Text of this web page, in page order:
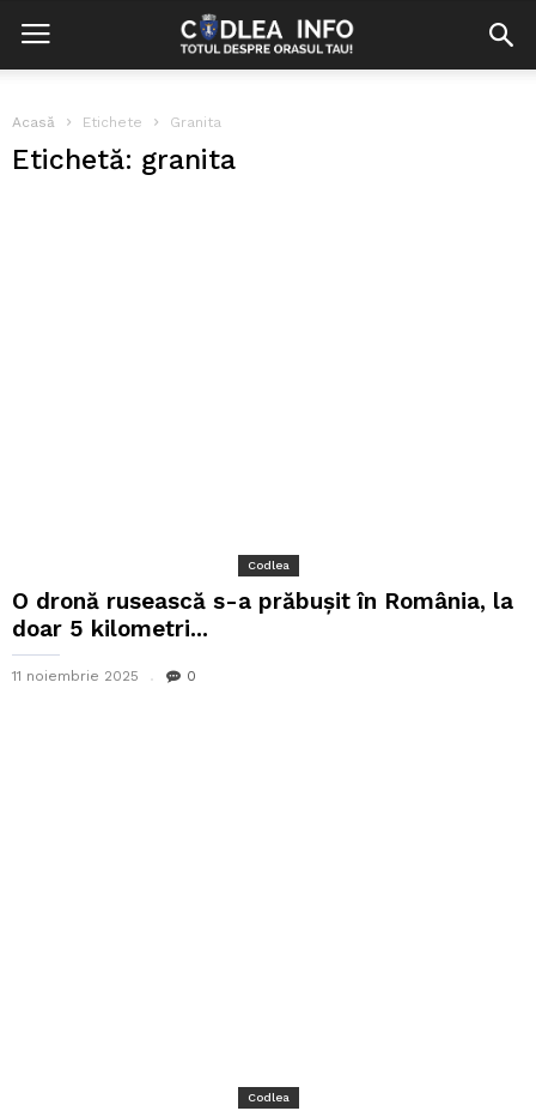
Acasă Etichete Granita
Etichetă: granita
Codlea
O dronă rusească s-a prăbușit în România, la
doar 5 kilometri...
11 noiembrie 2025 0
Codlea